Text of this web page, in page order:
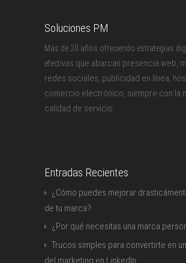
Soluciones PM
Más de 20 años ofreciendo estrategias
efectivas que abarcan presencia web,
redes sociales, publicidad en línea,
comercio electrónico, siempre con la
calidad de servicio.
Entradas Recientes
¿Cómo puedes mejorar
de tu marca?
¿Por qué necesitas una marca
Trucos simples para convertirte en
del marketing en LinkedIn